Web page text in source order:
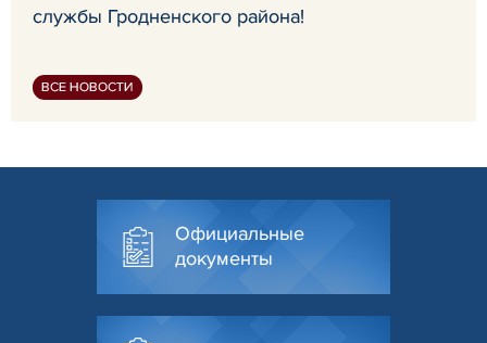
службы Гродненского района!
ВСЕ НОВОСТИ
Официальные
документы